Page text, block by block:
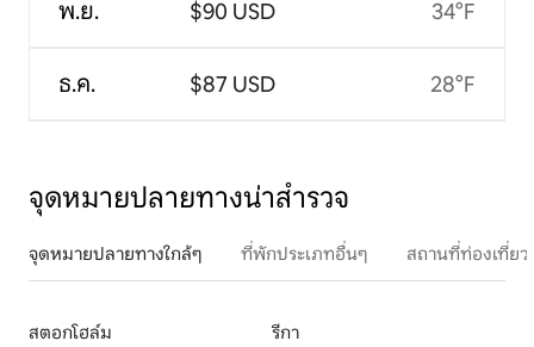
พ.ย.
ธ.ค.
$90 USD
$87 USD
34°F
28°F
จุดหมายปลายทางน่าสำรวจ
จุดหมายปลายทางใกล้ๆ ที่พักประเภทอื่นๆ สถานที่ท่องเที่ย
สตอกโฮล์ม
รีกา